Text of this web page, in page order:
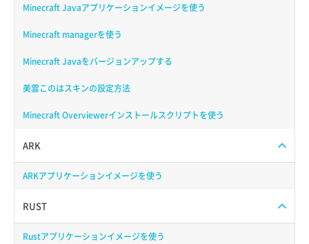
Minecraft Javaアプリケーションイメージを使う
Minecraft managerを使う
Minecraft Javaをバージョンアップする
美雲このはスキンの設定方法
Minecraft Overviewerインストールスクリプトを使う
ARK
ARKアプリケーションイメージを使う
RUST
Rustアプリケーションイメージを使う